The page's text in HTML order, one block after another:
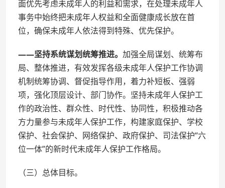
面优先考虑未成年人的利益和需求，在处理未成年人
事务中始终把未成年人权益和全面健康成长放在首
位，确保未成年人依法得到特殊、优先保护。
——坚持系统谋划统筹推进。 加强全局谋划、统筹布
局、整体推进，有效发挥各级未成年人保护工作协调
机制统筹协调、督促指导作用，着力补短板、强弱
项，强化顶层设计、部门协作。坚持未成年人保护工
作的政治性、群众性、时代性、协同性，积极推动各
方力量参与未成年人保护工作，构建家庭保护、学校
保护、社会保护、网络保护、政府保护、司法保护“六
位一体”的新时代未成年人保护工作格局。
（三）总体目标。